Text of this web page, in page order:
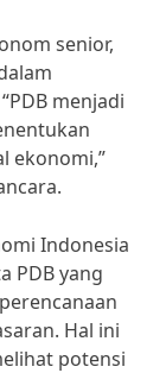
senior,
menjadi
ekonomi,”
Indonesia
PDB yang
Hal ini
potensi